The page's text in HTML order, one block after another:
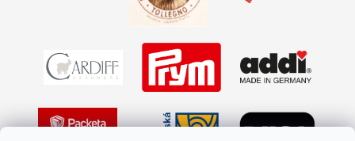
Žiadosť dotknutej osoby
Pletený slovník anglicky-česky
Pletený slovník česky-anglicky